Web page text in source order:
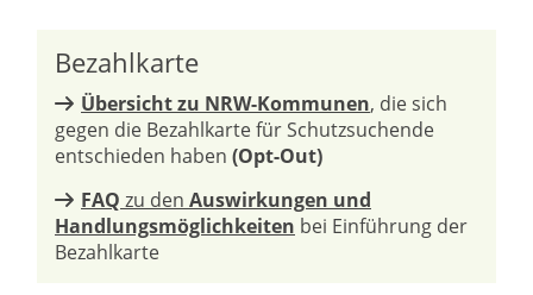
Bezahlkarte
Übersicht zu NRW-Kommunen, die sich
gegen die Bezahlkarte für Schutzsuchende
entschieden haben (Opt-Out)
FAQ zu den Auswirkungen und
Handlungsmöglichkeiten bei Einführung der
Bezahlkarte